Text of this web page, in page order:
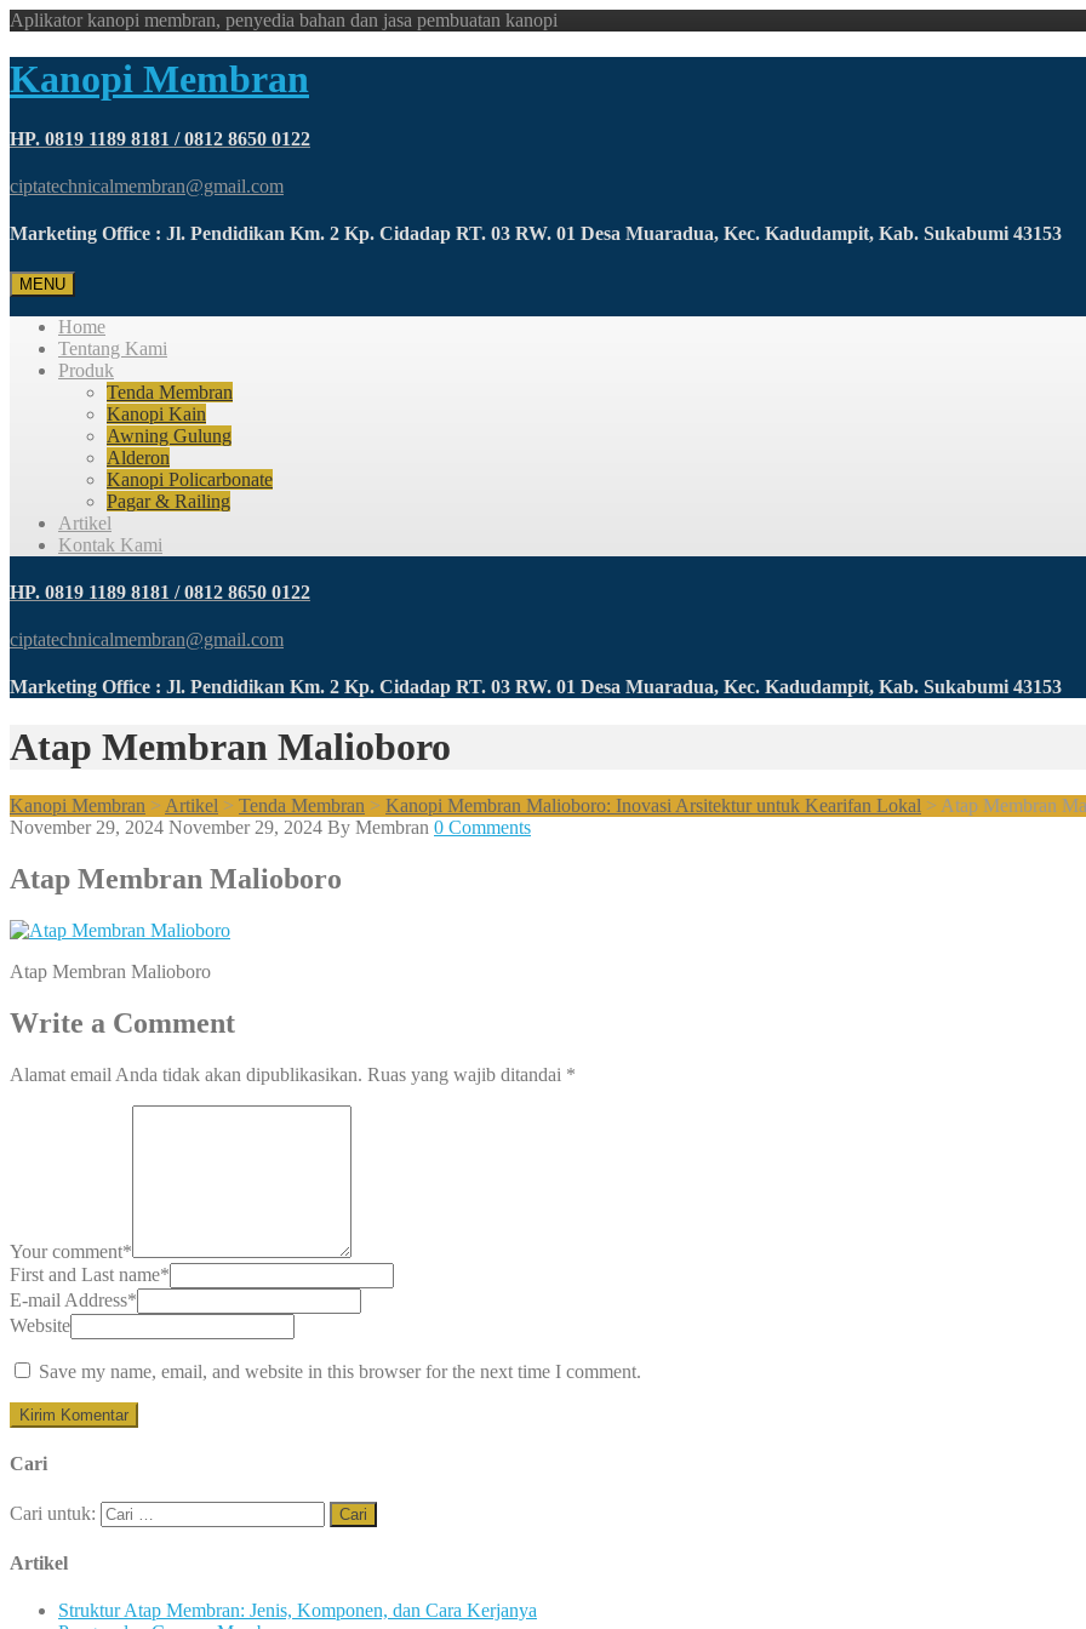
Aplikator kanopi membran, penyedia bahan dan jasa pembuatan kanopi
Kanopi Membran
HP. 0819 1189 8181 / 0812 8650 0122
ciptatechnicalmembran@gmail.com
Marketing Office : Jl. Pendidikan Km. 2 Kp. Cidadap RT. 03 RW. 01 Desa Muaradua, Kec. Kadudampit, Kab. Sukabumi 43153
MENU
Home
Tentang Kami
Produk
Tenda Membran
Kanopi Kain
Awning Gulung
Alderon
Kanopi Policarbonate
Pagar & Railing
Artikel
Kontak Kami
HP. 0819 1189 8181 / 0812 8650 0122
ciptatechnicalmembran@gmail.com
Marketing Office : Jl. Pendidikan Km. 2 Kp. Cidadap RT. 03 RW. 01 Desa Muaradua, Kec. Kadudampit, Kab. Sukabumi 43153
Atap Membran Malioboro
Kanopi Membran > Artikel > Tenda Membran > Kanopi Membran Malioboro: Inovasi Arsitektur untuk Kearifan Lokal > Atap Membran
November 29, 2024 November 29, 2024 By Membran 0 Comments
Atap Membran Malioboro
Atap Membran Malioboro
Write a Comment
Alamat email Anda tidak akan dipublikasikan. Ruas yang wajib ditandai *
Your comment*
First and Last name*
E-mail Address*
Website
Save my name, email, and website in this browser for the next time I comment.
Cari
Cari untuk:
Artikel
Struktur Atap Membran: Jenis, Komponen, dan Cara Kerjanya